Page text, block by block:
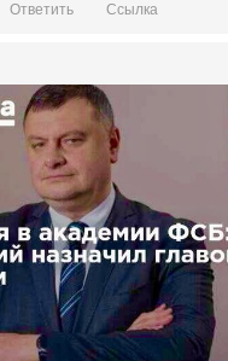
Ответить Ссылка